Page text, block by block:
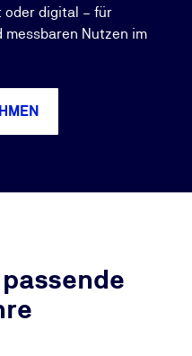
oder digital – für
Nutzen im